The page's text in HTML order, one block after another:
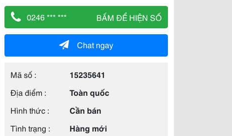
0246 *** *** BẤM ĐỂ HIỆN SỐ
Chat ngay
Mã số :
15235641
Địa điểm :
Toàn quốc
Hình thức :
Cần bán
Tình trạng :
Hàng mới